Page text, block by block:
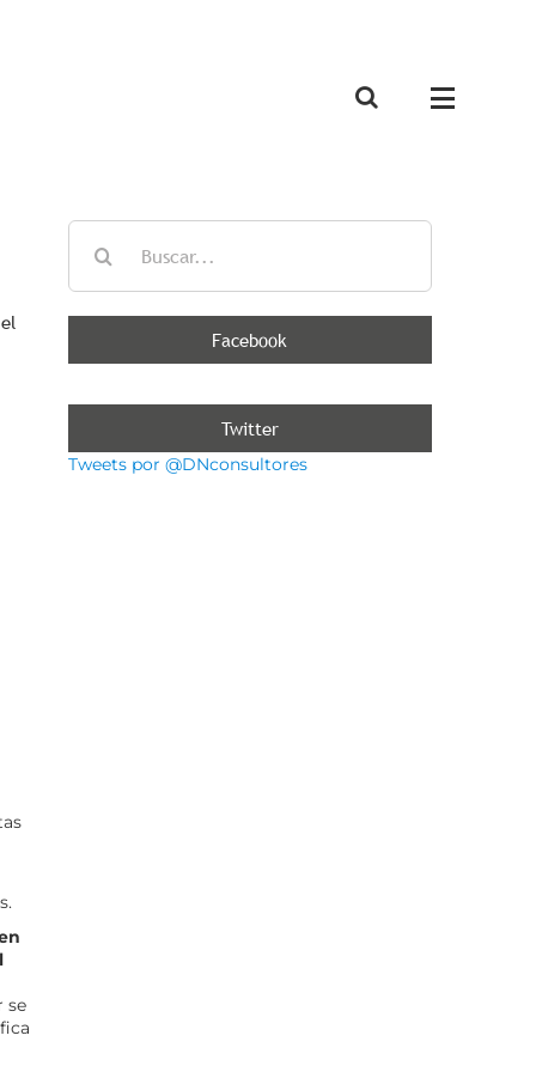
se
Buscar:
Facebook
Twitter
Tweets por @DNconsultores